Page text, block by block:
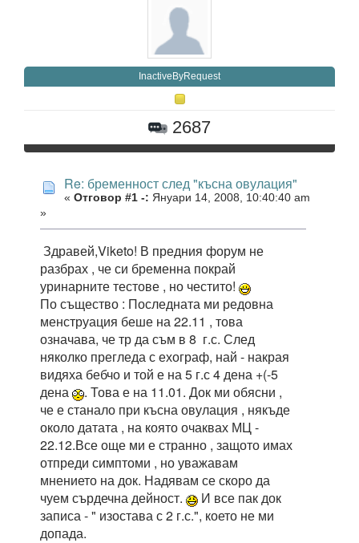
InactiveByRequest
2687
Re: бременност след "късна овулация"
« Отговор #1 -: Януари 14, 2008, 10:40:40 am
»
Здравей,Viketo! В предния форум не
разбрах , че си бременна покрай
уринарните тестове , но честито!
По същество : Последната ми редовна
менструация беше на 22.11 , това
означава, че тр да съм в 8 г.с. След
няколко прегледа с ехограф, най - накрая
видяха бебчо и той е на 5 г.с 4 дена +(-5
дена
. Това е на 11.01. Док ми обясни ,
че е станало при късна овулация , някъде
около датата , на която очаквах МЦ -
22.12.Все още ми е странно , защото имах
отпреди симптоми , но уважавам
мнението на док. Надявам се скоро да
чуем сърдечна дейност.
И все пак док
записа - " изостава с 2 г.с.", което не ми
допада.